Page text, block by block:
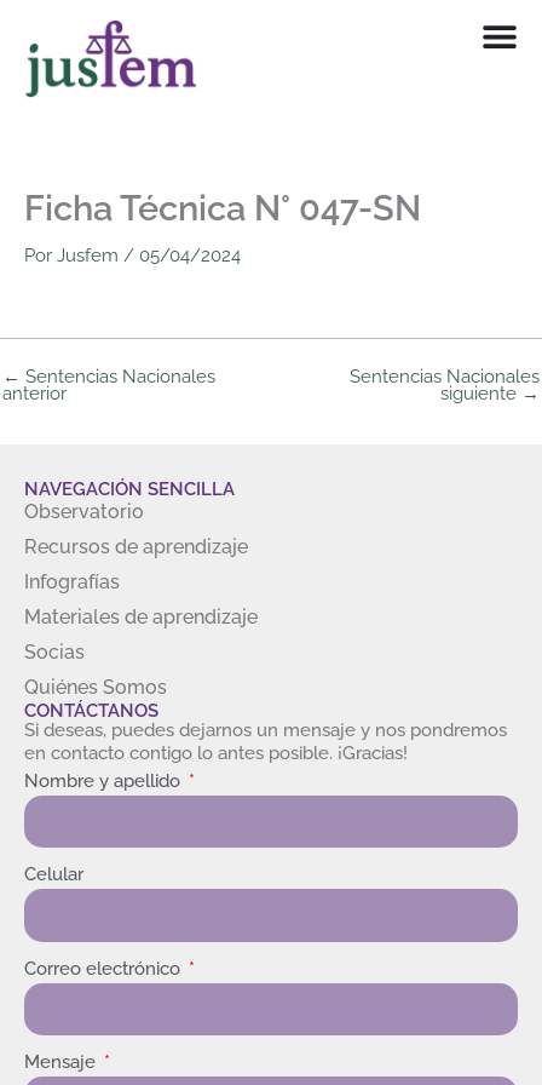
contenido
Ficha Técnica N° 047-SN
Por Jusfem / 05/04/2024
← Sentencias Nacionales
anterior
Sentencias Nacionales
siguiente →
NAVEGACIÓN SENCILLA
Observatorio
Recursos de aprendizaje
Infografías
Materiales de aprendizaje
Socias
Quiénes Somos
CONTÁCTANOS
Si deseas, puedes dejarnos un mensaje y nos pondremos
en contacto contigo lo antes posible. ¡Gracias!
Nombre y apellido
Celular
Correo electrónico
Mensaje